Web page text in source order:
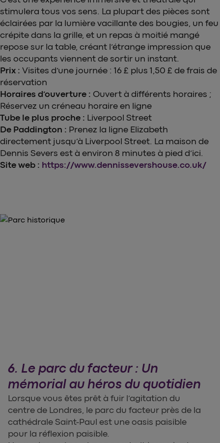
stimulera tous vos sens. La plupart des pièces sont
éclairées par la lumière vacillante des bougies, un feu
crépite dans la grille, et un repas à moitié mangé
repose sur la table, créant l’étrange impression que
les occupants viennent de sortir un instant.
Prix : Visites d’une journée : 16 £ plus 1,50 £ de frais de
réservation
Horaires d’ouverture : Ouvert à différents horaires ;
Réservez un créneau horaire en ligne
Tube le plus proche : Liverpool Street
De Paddington : Prenez la ligne Elizabeth
directement jusqu’à Liverpool Street. La maison de
Dennis Severs est à environ 8 minutes à pied d’ici.
Site web : https://www.dennissevershouse.co.uk/
6. Le parc du facteur : Un
mémorial au héros du quotidien
Lorsque vous êtes prêt à fuir l’agitation du
centre de Londres, le parc du facteur près de la
cathédrale Saint-Paul est une oasis paisible
pour la réflexion paisible.